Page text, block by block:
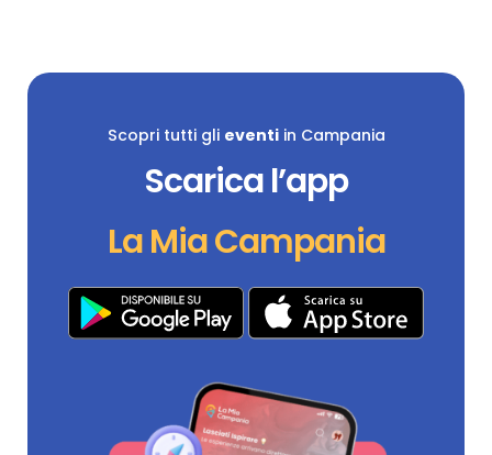
Scopri tutti gli eventiin Campania
Scarica l’app
La Mia Campania